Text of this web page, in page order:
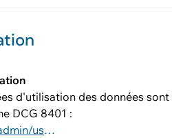
d'utilisation des données sont
DCG 8401 :
https://www.vd.ch/fileadmin/user_upload/dinf/8000/8401.pdf